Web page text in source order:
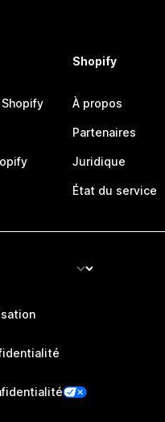
Shopify
Shopify
À propos
Partenaires
Juridique
État du service